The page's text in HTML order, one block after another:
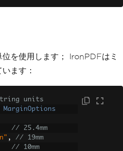
new
ChromePdfRender
renderer .
を使用します； IronPDFはミ
ます：
units
MarginOptions
// 25.4mm
,
// 19mm
// 10mm